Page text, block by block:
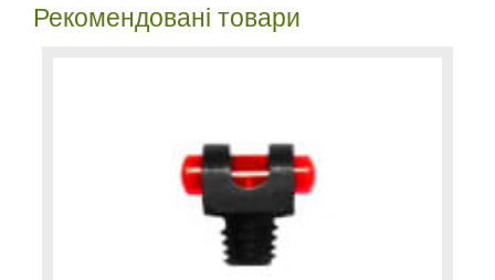
Рекомендовані товари